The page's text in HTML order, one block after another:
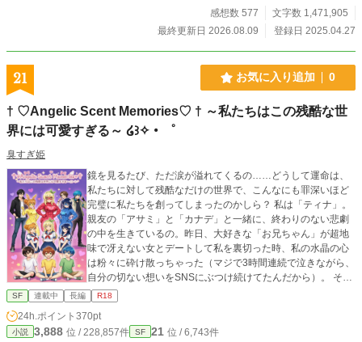
e：ジャンルは本格ファンタジー Earth Project Online：ジャ
ンルは歴史体験シミュレーション Bottom Down Online：ジャ
っかりもの リノ ：自称クール系 ミルモ
：自称マスコット モミジ ：自称世話焼きお姉さ
ん ディノR２ ：放浪癖のある刀鍛冶 リョウ
：ハヤテが気になる男の子 ランディ ：リョウの友
達 クトゥルフ ：ちくわ大明神！ ニャルラトホテプ：自
た！
感想数 577
文字数 1,471,905
最終更新日 2026.08.09
登録日 2025.04.27
21 お気に入り追加 0
† ♡Angelic Scent Memories♡ † ～私たちはこの残酷な世
界には可愛すぎる～ ໒꒱✧・゜
臭すぎ姫
鏡を見るたび、ただ涙が溢れてくるの……どうして運命は、
私たちに対して残酷なだけの世界で、こんなにも罪深いほど
完璧に私たちを創ってしまったのかしら？ 私は「ティナ」。
親友の「アサミ」と「カナデ」と一緒に、終わりのない悲劇
の中を生きているの。昨日、大好きな「お兄ちゃん」が超地
味で冴えない女とデートして私を裏切った時、私の水晶の心
は粉々に砕け散っちゃった（マジで3時間連続で泣きながら、
自分の切ない想いをSNSにぶつけ続けてたんだから）。 そん
なの重要じゃないって思うかもしれないけど、結局のとこ
ろ、私たちが学校で一番の美少女で、勉強なんてしなくても
満点取れちゃう天才なのは事実なの。でも勘違いしないで、
私たちでいることって本当に苦しくて大変なんだから！ この
SF 連載中 長編 R18
24h.ポイント 370pt
小説 3,888 位 / 228,857件 SF 21 位 / 6,743件